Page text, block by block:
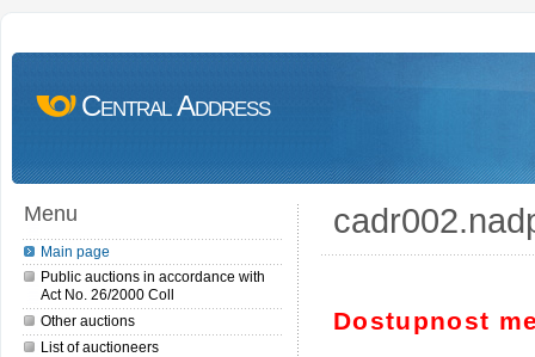
Central Address
Menu
Main page
Public auctions in accordance with
Act No. 26/2000 Coll
Other auctions
List of auctioneers
Dostupnost